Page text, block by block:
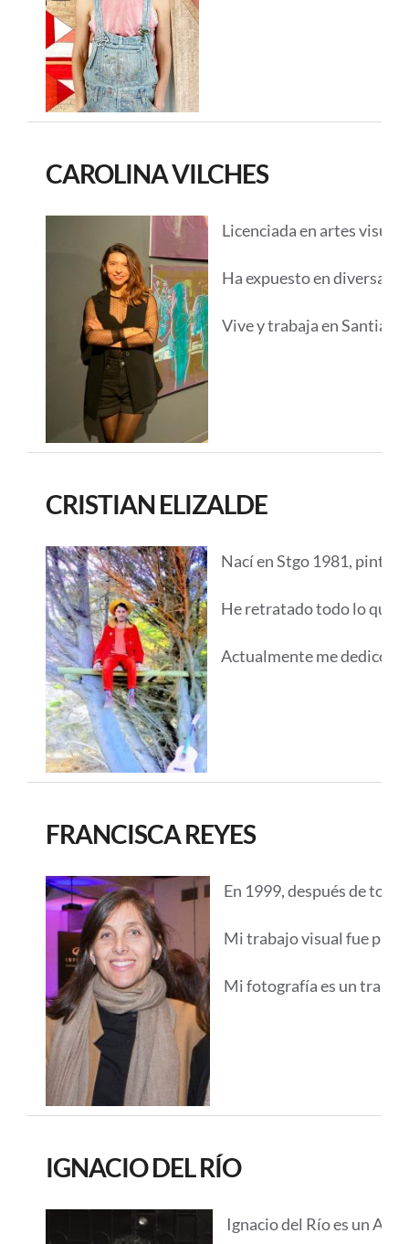
CAROLINA VILCHES
Licenciada en artes
Ha expuesto en diversas
Vive y trabaja en
CRISTIAN ELIZALDE
Nací en Stgo 1981, pinto
He retratado todo lo que
Actualmente me dedico a
FRANCISCA REYES
En 1999, después de
Mi trabajo visual fue
Mi fotografía es un
IGNACIO DEL RÍO
Ignacio del Río es un